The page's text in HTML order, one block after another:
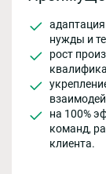
нужды и
рост
на 100%
команд,
клиента.